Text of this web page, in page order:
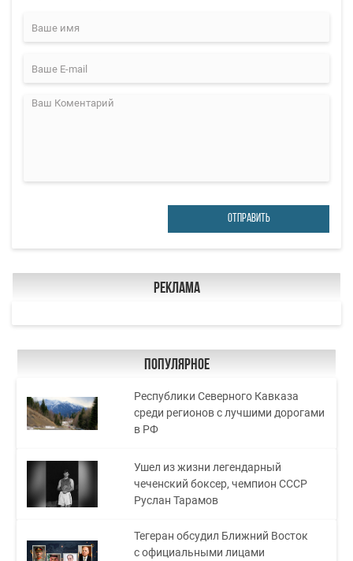
ОТПРАВИТЬ
Реклама
Популярное
Республики Северного Кавказа
среди регионов с лучшими дорогами
в РФ
Ушел из жизни легендарный
чеченский боксер, чемпион СССР
Руслан Тарамов
Тегеран обсудил Ближний Восток
с официальными лицами